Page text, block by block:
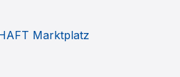
Marktplatz